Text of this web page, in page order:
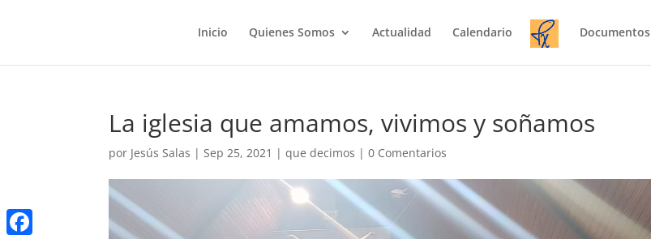
Inicio Quienes Somos Actualidad Calendario Documentos
La iglesia que amamos, vivimos y soñamos
por Jesús Salas |Sep 25, 2021 |que decimos |0 Comentarios